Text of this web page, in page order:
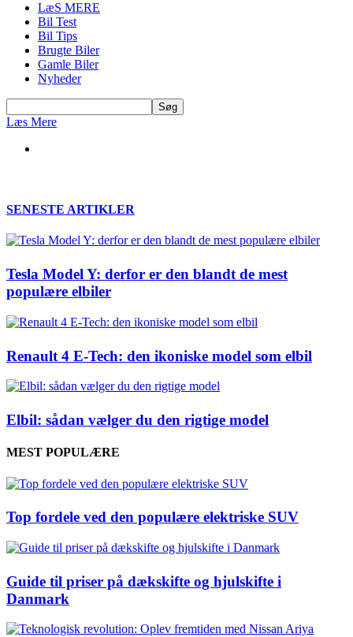
LæS MERE
Bil Test
Bil Tips
Brugte Biler
Gamle Biler
Nyheder
Læs Mere
SENESTE ARTIKLER
Tesla Model Y: derfor er den blandt de mest
populære elbiler
Renault 4 E-Tech: den ikoniske model som elbil
Elbil: sådan vælger du den rigtige model
MEST POPULÆRE
Top fordele ved den populære elektriske SUV
Guide til priser på dækskifte og hjulskifte i
Danmark